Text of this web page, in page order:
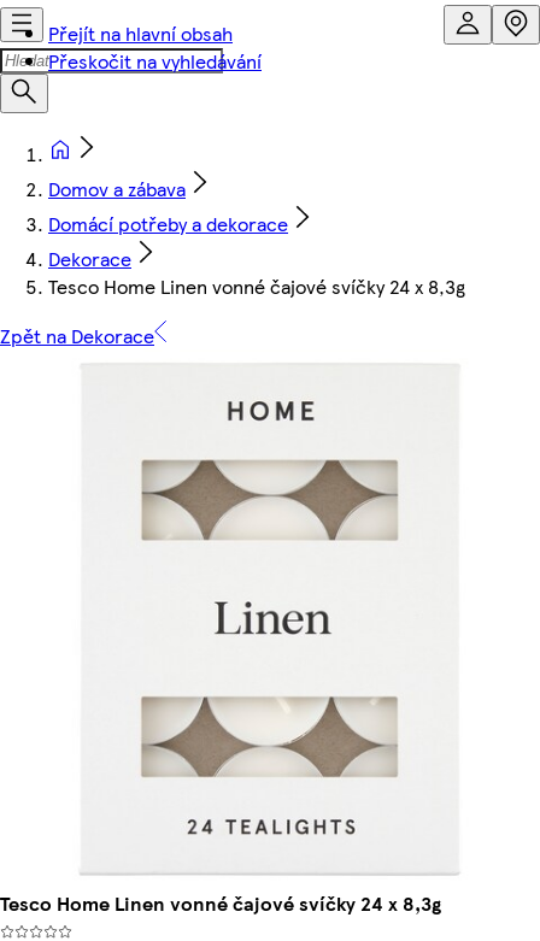
Přejít na hlavní obsah
Přeskočit na vyhledávání
Domov a zábava
Domácí potřeby a dekorace
Dekorace
Tesco Home Linen vonné čajové svíčky 24 x 8,3g
Zpět na Dekorace
Tesco Home Linen vonné čajové svíčky 24 x 8,3g